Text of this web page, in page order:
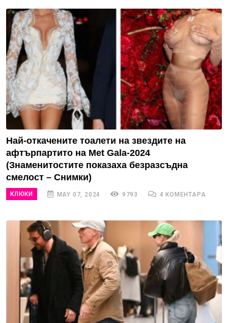
Най-откаченитe тоалети на звездите на
афтърпартито на Met Gala-2024
(Знаменитостите показаха безразсъдна
смелост – Снимки)
КЛЮКИ MAY 07, 2024 9793 4 КОМЕНТАРА